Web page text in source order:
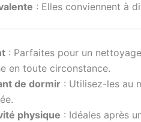
: Elles conviennent à
: Parfaites pour un
en toute circonstance.
de dormir : Utilisez-les au
physique : Idéales après